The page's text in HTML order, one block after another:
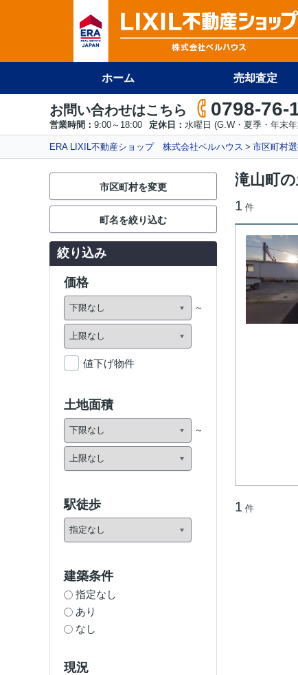
ホーム 売却査定
お問い合わせはこちら 0798-76-
営業時間： 9:00～18:00 定休日： 水曜日 (G.W・夏季・年末
ERA LIXIL不動産ショップ 株式会社ベルハウス 市区町村
滝山町
1 件
1 件
市区町村を変更
町名を絞り込む
絞り込み
価格
値下げ物件
土地面積
駅徒歩
建築条件
指定なし
あり
なし
現況